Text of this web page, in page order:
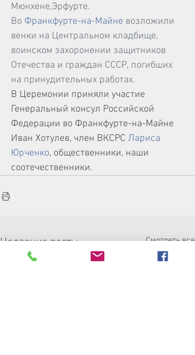
Мюнхене,Эрфурте.
Во Франкфурте-на-Майне возложили
венки на Центральном кладбище,
воинском захоронении защитников
Отечества и граждан СССР, погибших
на принудительных работах.
В Церемонии приняли участие
Генеральный консул Российской
Федерации во Франкфурте-на-Майне
Иван Хотулев, член ВКСРС Лариса
Юрченко, общественники, наши
соотечественники.
Недавние посты Смотреть все